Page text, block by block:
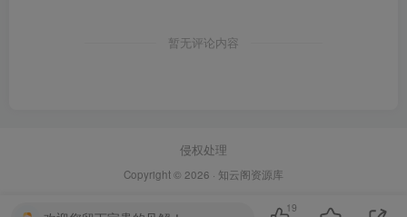
暂无评论内容
侵权处理
Copyright © 2026 · 知云阁资源库
19